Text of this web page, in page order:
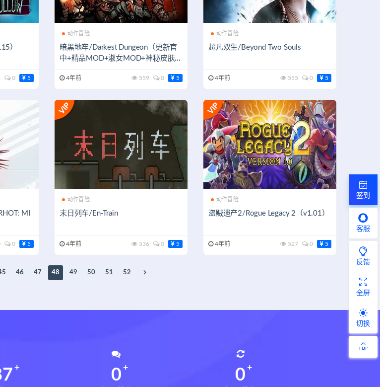
）
0 5
动作冒险
暗黑地牢/Darkest Dungeon（更新官
中+精品MOD+淑女MOD+神秘皮肤M
4年前 559 0 5
动作冒险
超凡双生/Beyond Two Souls
4年前 555 0 5
MI
0 5
动作冒险
末日列车/En-Train
4年前 536 0 5
动作冒险
盗贼遗产2/Rogue Legacy 2（v1.01）
4年前 527 0 5
46 47 48 49 50 51 52
0 0
签到
客服
反馈
全屏
切换